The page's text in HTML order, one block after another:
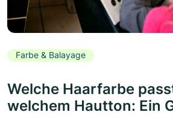
Farbe & Balayage
Welche Haarfarbe
welchem Hautton: Ein